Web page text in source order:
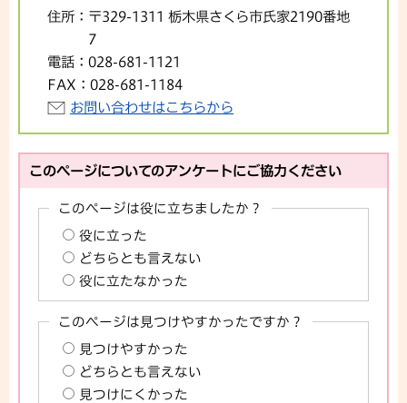
住所： 〒329-1311 栃木県さくら市氏家2190番地
7
電話： 028-681-1121
FAX： 028-681-1184
お問い合わせはこちらから
このページについてのアンケートにご協力ください
このページは役に立ちましたか？
役に立った
どちらとも言えない
役に立たなかった
このページは見つけやすかったですか？
見つけやすかった
どちらとも言えない
見つけにくかった